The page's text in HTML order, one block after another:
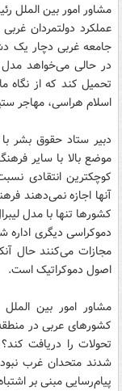
مشاور امور بین الملل
عملکرد دولتمردان
جامعه غربی دچار یک
در حالی می‌خواهد مدل
تحمیل کند که از نگاه
اسلام هراسی، مهاجر
دبیر ستاد حقوق بشر
موضع بالا با سایر
کوچکترین انتقادی
آنها اجازه نمی‌دهند‌
کشورها تنها با مدل
دموکراسی دیگری اداره
مجازات می‌کنند حال
اصول دموکراتیک است.
مشاور امور بین
کشورهای عربی در
تحولات را دریافت
شدند متحدان غرب
پیام‌رسایی مبنی بر